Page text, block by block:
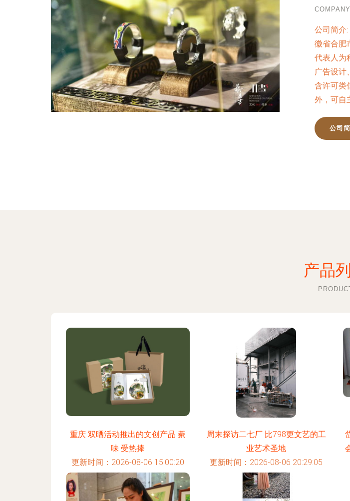
COMPANY
公司简介:
徽省合肥
代表人为
广告设计
含许可类
外，可自
公司
产品
重庆 双晒活动推出的文创产品 綦
味 受热捧
更新时间：2026-08-06 15:00:20
周末探访二七厂 比798更文艺的工
业艺术圣地
更新时间：2026-08-06 20:29:05